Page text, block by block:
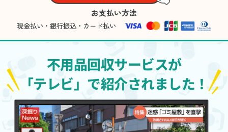
お支払い方法
現金払い・銀行振込・カード払い
不用品回収サービスが
「テレビ」で紹介されました！